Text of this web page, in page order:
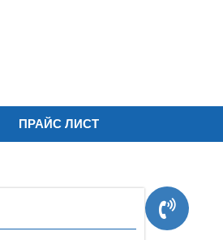
ПРАЙС ЛИСТ